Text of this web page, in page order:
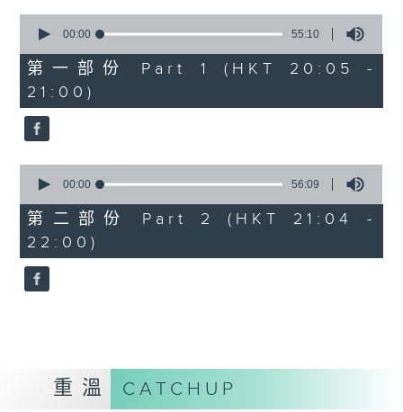
seconds
55
minutes,
10
seconds
00:00 55:10
第一部份 Part 1 (HKT 20:05 -
21:00)
seconds
56
minutes,
9
seconds
00:00 56:09
第二部份 Part 2 (HKT 21:04 -
22:00)
重溫 CATCHUP